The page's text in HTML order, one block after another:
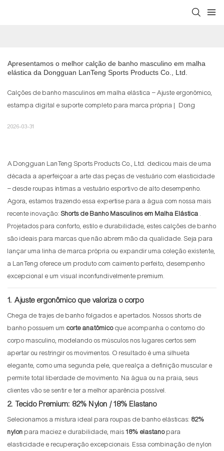
Apresentamos o melhor calção de banho masculino em malha
elástica da Dongguan LanTeng Sports Products Co., Ltd.
Calções de banho masculinos em malha elástica – Ajuste ergonômico,
estampa digital e suporte completo para marca própria | Dong
2026-03-31
A Dongguan LanTeng Sports Products Co., Ltd. dedicou mais de uma
década a aperfeiçoar a arte das peças de vestuário com elasticidade
– desde roupas íntimas a vestuário esportivo de alto desempenho.
Agora, estamos trazendo essa expertise para a água com nossa mais
recente inovação: Shorts de Banho Masculinos em Malha Elástica .
Projetados para conforto, estilo e durabilidade, estes calções de banho
são ideais para marcas que não abrem mão da qualidade. Seja para
lançar uma linha de marca própria ou expandir uma coleção existente,
a LanTeng oferece um produto com caimento perfeito, desempenho
excepcional e um visual inconfundivelmente premium.
1. Ajuste ergonômico que valoriza o corpo
Chega de trajes de banho folgados e apertados. Nossos shorts de
banho possuem um corte anatômicoque acompanha o contorno do
corpo masculino, modelando os músculos nos lugares certos sem
apertar ou restringir os movimentos. O resultado é uma silhueta
elegante, como uma segunda pele, que realça a definição muscular e
permite total liberdade de movimento. Na água ou na praia, seus
clientes vão se sentir e ter a melhor aparência possível.
2. Tecido Premium: 82% Nylon / 18% Elastano
Selecionamos a mistura ideal para roupas de banho elásticas: 82%
nylon para maciez e durabilidade, mais18% elastanopara
elasticidade e recuperação excepcionais. Essa combinação de nylon